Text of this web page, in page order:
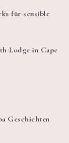
für sensible
Lodge in Cape
Geschichten